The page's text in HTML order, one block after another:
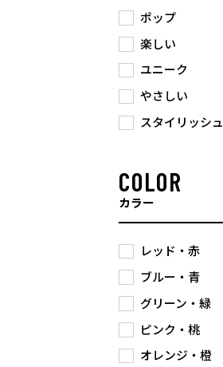
ポップ
楽しい
ユニーク
やさしい
スタイリッシュ
COLOR
カラー
レッド・赤
ブルー・青
グリーン・緑
ピンク・桃
オレンジ・橙